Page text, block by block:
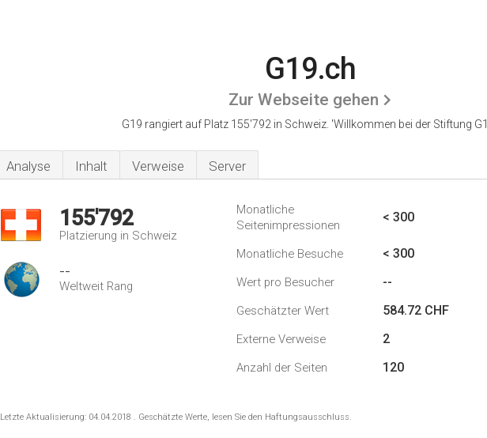
G19.ch
Zur Webseite gehen
G19 rangiert auf Platz 155'792 in Schweiz. 'Willkommen bei der Stiftung
Analyse Inhalt Verweise Server
155'792
Platzierung in Schweiz
--
Weltweit Rang
Monatliche
Seitenimpressionen
< 300
Monatliche Besuche < 300
Wert pro Besucher --
Geschätzter Wert 584.72 CHF
Externe Verweise 2
Anzahl der Seiten 120
Letzte Aktualisierung: 04.04.2018 . Geschätzte Werte, lesen Sie den Haftungsausschluss.